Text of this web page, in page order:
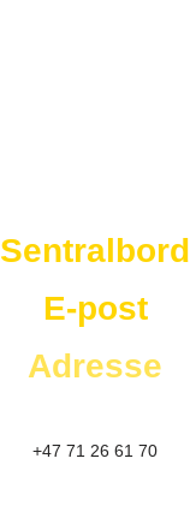
Sentralbord
E-post
Adresse
+47 71 26 61 70